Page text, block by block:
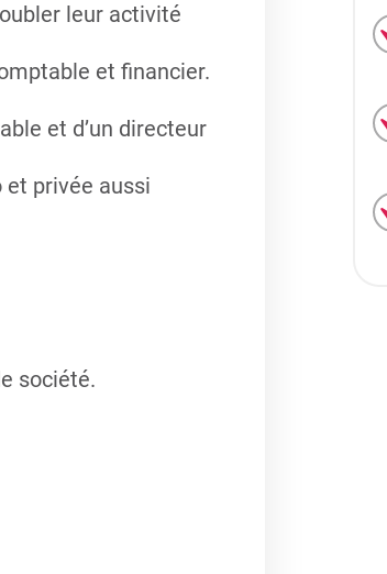
leur activité
et financier.
et d’un directeur
et privée aussi
société.